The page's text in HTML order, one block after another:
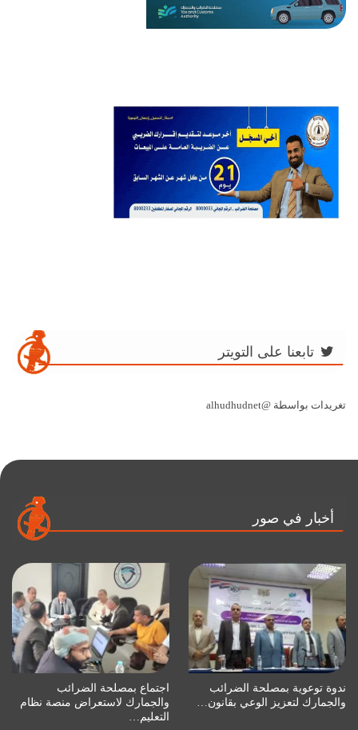
تابعنا على التويتر
تغريدات بواسطة @alhudhudnet
أخبار في صور
ندوة توعوية بمصلحة الضرائب
والجمارك لتعزيز الوعي بقانون…
اجتماع بمصلحة الضرائب
والجمارك لاستعراض منصة نظام
التعليم…